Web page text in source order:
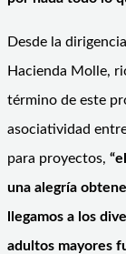
Desde la
Hacienda Molle,
término de este
asociatividad
para proyectos,
una alegría
llegamos a los
adultos mayores